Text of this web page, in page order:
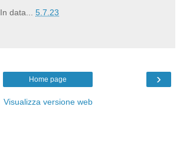
In data... 5.7.23
›
Home page
Visualizza versione web